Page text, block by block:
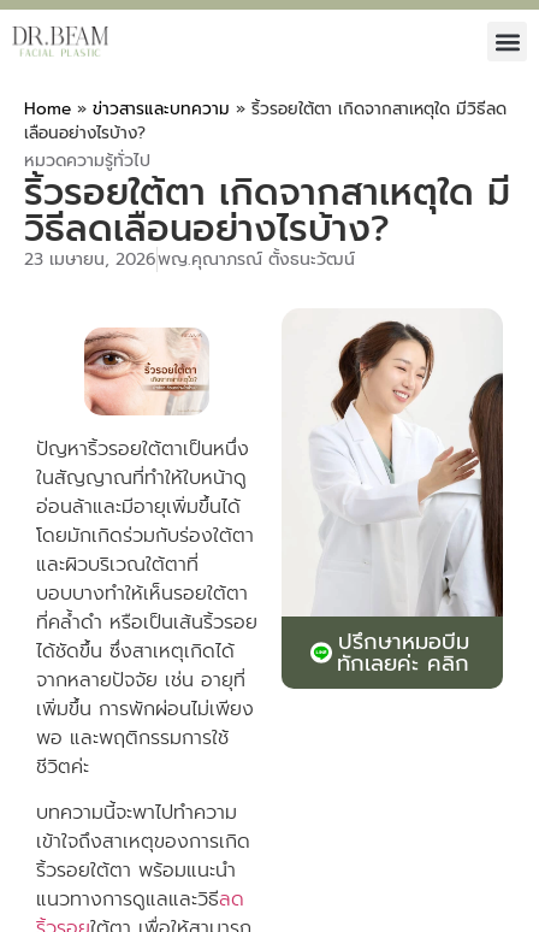
Home » ข่าวสารและบทความ » ริ้วรอยใต้ตา เกิดจากสาเหตุใด มีวิธีลด
เลือนอย่างไรบ้าง?
หมวดความรู้ทั่วไป
ริ้วรอยใต้ตา เกิดจากสาเหตุใด มี
วิธีลดเลือนอย่างไรบ้าง?
23 เมษายน, 2026พญ.คุณาภรณ์ ตั้งธนะวัฒน์
ปัญหาริ้วรอยใต้ตาเป็นหนึ่ง
ในสัญญาณที่ทำให้ใบหน้าดู
อ่อนล้าและมีอายุเพิ่มขึ้นได้
โดยมักเกิดร่วมกับร่องใต้ตา
และผิวบริเวณใต้ตาที่
บอบบางทำให้เห็นรอยใต้ตา
ที่คล้ำดำ หรือเป็นเส้นริ้วรอย
ได้ชัดขึ้น ซึ่งสาเหตุเกิดได้
จากหลายปัจจัย เช่น อายุที่
เพิ่มขึ้น การพักผ่อนไม่เพียง
พอ และพฤติกรรมการใช้
ชีวิตค่ะ
บทความนี้จะพาไปทำความ
เข้าใจถึงสาเหตุของการเกิด
ริ้วรอยใต้ตา พร้อมแนะนำ
แนวทางการดูแลและวิธีลด
ปรึกษาหมอบีม
ทักเลยค่ะ คลิก